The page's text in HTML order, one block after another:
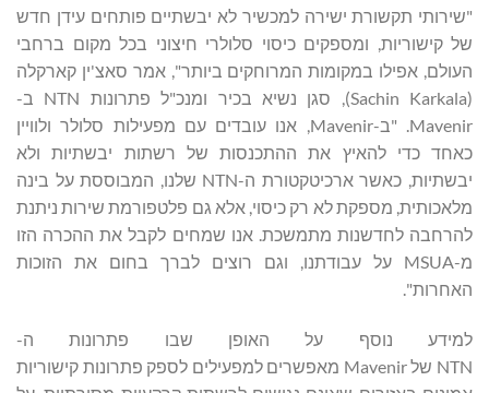
"שירותי תקשורת ישירה למכשיר לא יבשתיים פותחים עידן חדש
של קישוריות, ומספקים כיסוי סלולרי חיצוני בכל מקום ברחבי
העולם, אפילו במקומות המרוחקים ביותר", אמר סאצ'ין קארקלה
(Sachin Karkala), סגן נשיא בכיר ומנכ"ל פתרונות NTN ב-
Mavenir. "ב-Mavenir, אנו עובדים עם מפעילות סלולר ולוויין
כאחד כדי להאיץ את ההתכנסות של רשתות יבשתיות ולא
יבשתיות, כאשר ארכיטקטורת ה-NTN שלנו, המבוססת על בינה
מלאכותית, מספקת לא רק כיסוי, אלא גם פלטפורמת שירות ניתנת
להרחבה לחדשנות מתמשכת. אנו שמחים לקבל את ההכרה הזו
מ-MSUA על עבודתנו, וגם רוצים לברך בחום את הזוכות
האחרות".
למידע נוסף על האופן שבו פתרונות ה-
NTN של Mavenir מאפשרים למפעילים לספק פתרונות קישוריות